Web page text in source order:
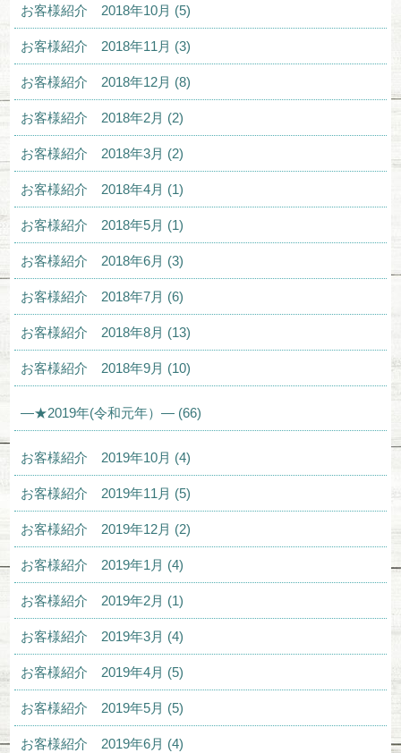
お客様紹介 2018年10月 (5)
お客様紹介 2018年11月 (3)
お客様紹介 2018年12月 (8)
お客様紹介 2018年2月 (2)
お客様紹介 2018年3月 (2)
お客様紹介 2018年4月 (1)
お客様紹介 2018年5月 (1)
お客様紹介 2018年6月 (3)
お客様紹介 2018年7月 (6)
お客様紹介 2018年8月 (13)
お客様紹介 2018年9月 (10)
—★2019年(令和元年）— (66)
お客様紹介 2019年10月 (4)
お客様紹介 2019年11月 (5)
お客様紹介 2019年12月 (2)
お客様紹介 2019年1月 (4)
お客様紹介 2019年2月 (1)
お客様紹介 2019年3月 (4)
お客様紹介 2019年4月 (5)
お客様紹介 2019年5月 (5)
お客様紹介 2019年6月 (4)